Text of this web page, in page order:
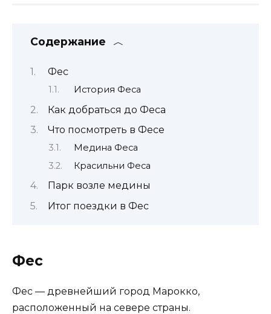
Содержание
Фес
История Феса
Как добраться до Феса
Что посмотреть в Фесе
Медина Феса
Красильни Феса
Парк возле медины
Итог поездки в Фес
Фес
Фес — древнейший город Марокко,
расположенный на севере страны.